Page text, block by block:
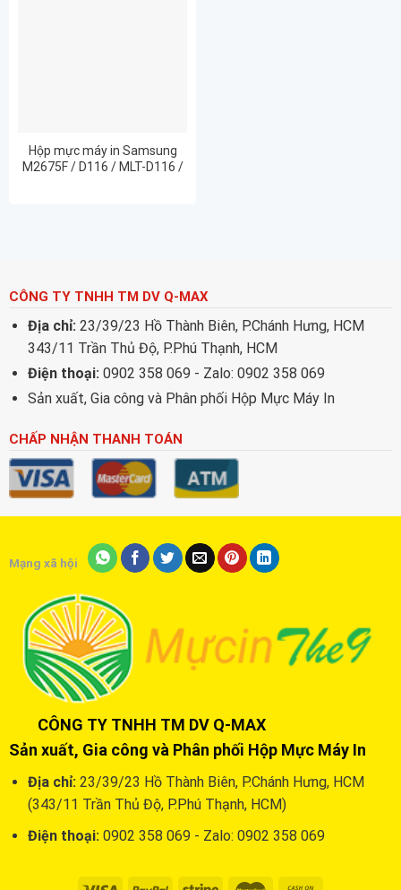
Hộp mực máy in Samsung
M2675F / D116 / MLT-D116 /
CÔNG TY TNHH TM DV Q-MAX
Địa chỉ: 23/39/23 Hồ Thành Biên, P.Chánh Hưng, HCM
343/11 Trần Thủ Độ, P.Phú Thạnh, HCM
Điện thoại: 0902 358 069 - Zalo: 0902 358 069
Sản xuất, Gia công và Phân phối Hộp Mực Máy In
CHẤP NHẬN THANH TOÁN
Mạng xã hội
CÔNG TY TNHH TM DV Q-MAX
Sản xuất, Gia công và Phân phối Hộp Mực Máy In
Địa chỉ: 23/39/23 Hồ Thành Biên, P.Chánh Hưng, HCM
(343/11 Trần Thủ Độ, P.Phú Thạnh, HCM)
Điện thoại: 0902 358 069 - Zalo: 0902 358 069